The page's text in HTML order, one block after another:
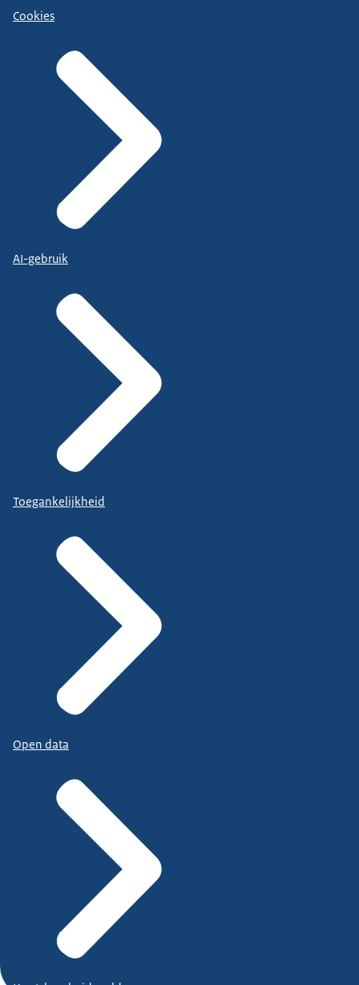
Cookies
AI-gebruik
Toegankelijkheid
Open data